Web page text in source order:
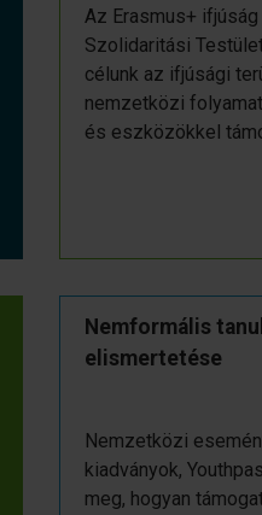
Az Erasmus+
Szolidaritási
célunk az ifjúsági
nemzetközi
és eszközökkel
Nemformális
elismertetése
Nemzetközi
kiadványok,
meg, hogyan